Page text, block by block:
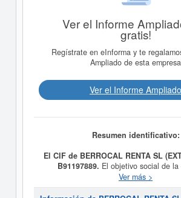
Ver el Informe
gratis!
Regístrate en eInforma y te
Ampliado de esta empresa
Ver el Informe Ampliado
Resumen identificativo:
El CIF de BERROCAL RENTA SL
B91197889. El objetivo social de la
BERROCAL RENTA SL
COMPRAVENTA DE VEHICULOS
Ver más >